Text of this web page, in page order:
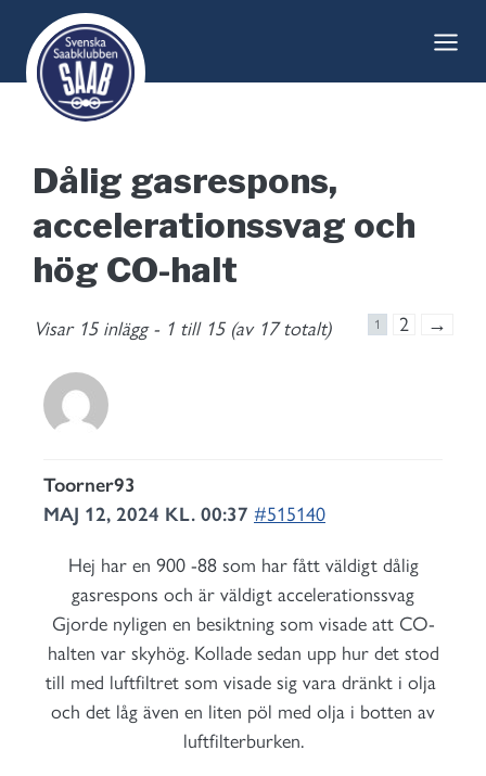
content
Dålig gasrespons,
accelerationssvag och
hög CO-halt
Visar 15 inlägg - 1 till 15 (av 17 totalt) 1 2 →
Toorner93
MAJ 12, 2024 KL. 00:37 #515140
Hej har en 900 -88 som har fått väldigt dålig
gasrespons och är väldigt accelerationssvag
Gjorde nyligen en besiktning som visade att CO-
halten var skyhög. Kollade sedan upp hur det stod
till med luftfiltret som visade sig vara dränkt i olja
och det låg även en liten pöl med olja i botten av
luftfilterburken.